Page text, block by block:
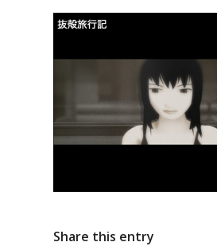
Share this entry